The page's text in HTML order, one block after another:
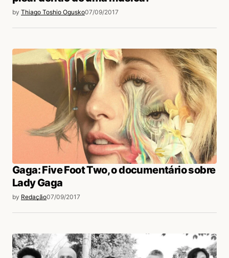
by Thiago Toshio Ogusko07/09/2017
Gaga: Five Foot Two, o documentário sobre
Lady Gaga
by Redação07/09/2017